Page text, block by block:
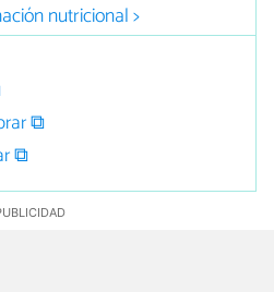
nutricional >
⧉
⧉